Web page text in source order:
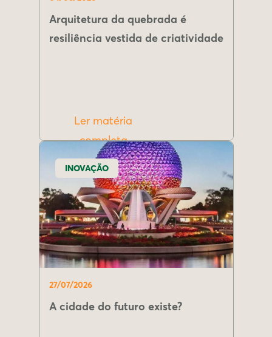
Arquitetura da quebrada é
resiliência vestida de criatividade
Ler matéria
completa
INOVAÇÃO
27/07/2026
A cidade do futuro existe?